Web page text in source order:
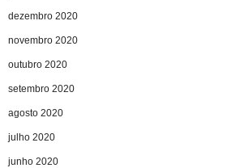
dezembro 2020
novembro 2020
outubro 2020
setembro 2020
agosto 2020
julho 2020
junho 2020